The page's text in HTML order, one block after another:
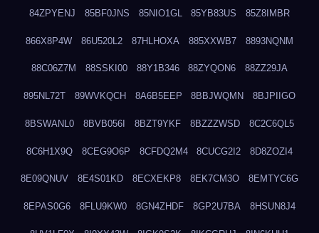
84ZPYENJ 85BF0JNS 85NIO1GL 85YB83US 85Z8IMBR
866X8P4W 86U520L2 87HLHOXA 885XXWB7 8893NQNM
88C06Z7M 88SSKI00 88Y1B346 88ZYQON6 88ZZ29JA
895NL72T 89WVKQCH 8A6B5EEP 8BBJWQMN 8BJPIIGO
8BSWANL0 8BVB056I 8BZT9YKF 8BZZZWSD 8C2C6QL5
8C6H1X9Q 8CEG9O6P 8CFDQ2M4 8CUCG2I2 8D8ZOZI4
8E09QNUV 8E4S01KD 8ECXEKP8 8EK7CM3O 8EMTYC6G
8EPAS0G6 8FLU9KW0 8GN4ZHDF 8GP2U7BA 8HSUN8J4